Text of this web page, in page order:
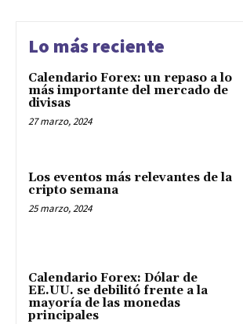
Lo más reciente
Calendario Forex: un repaso a lo
más importante del mercado de
divisas
27 marzo, 2024
Los eventos más relevantes de la
cripto semana
25 marzo, 2024
Calendario Forex: Dólar de
EE.UU. se debilitó frente a la
mayoría de las monedas
principales